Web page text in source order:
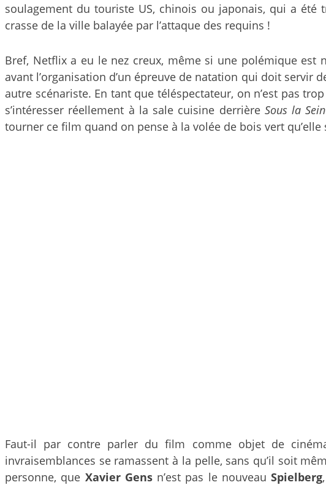
soulagement du touriste US, chinois ou japonais, qui a
crasse de la ville balayée par l’attaque des requins !
Bref, Netflix a eu le nez creux, même si une polémique est
avant l’organisation d’un épreuve de natation qui doit
autre scénariste. En tant que téléspectateur, on n’est pas
s’intéresser réellement à la sale cuisine derrière Sous la Sein
tourner ce film quand on pense à la volée de bois vert
Faut-il par contre parler du film comme objet de
invraisemblances se ramassent à la pelle, sans qu’il soit
personne, que Xavier Gensn’est pas le nouveauSpielberg